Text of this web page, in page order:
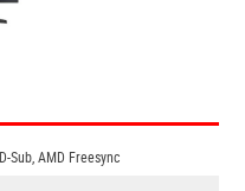
Sub, AMD Freesync